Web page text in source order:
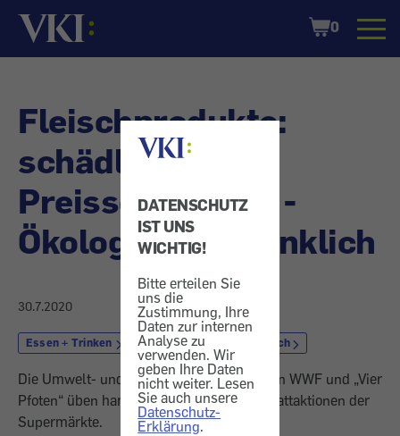
DATENSCHUTZ
IST UNS
WICHTIG!
Bitte erteilen Sie
uns die
Zustimmung, Ihre
Daten zur internen
Analyse zu
verwenden. Wir
geben Ihre Daten
nicht weiter. Lesen
Sie auch unsere
Datenschutz-
Erklärung.
Startseite
Shopping
Cart
0
Fleischprodukte:
schädliche
Preisschlachten -
Ökologisch bedenklich
30.7.2020
Essen + Trinken Lebensmittel Fleisch
Die Umwelt- und Tierschutzorganisationen WWF und „Vier
Pfoten“ üben harsche Kritik an Fleischrabattaktionen der
Supermärkte.